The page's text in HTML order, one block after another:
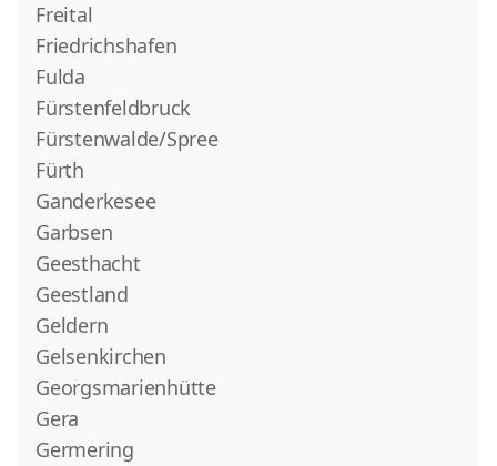
Freital
Friedrichshafen
Fulda
Fürstenfeldbruck
Fürstenwalde/Spree
Fürth
Ganderkesee
Garbsen
Geesthacht
Geestland
Geldern
Gelsenkirchen
Georgsmarienhütte
Gera
Germering